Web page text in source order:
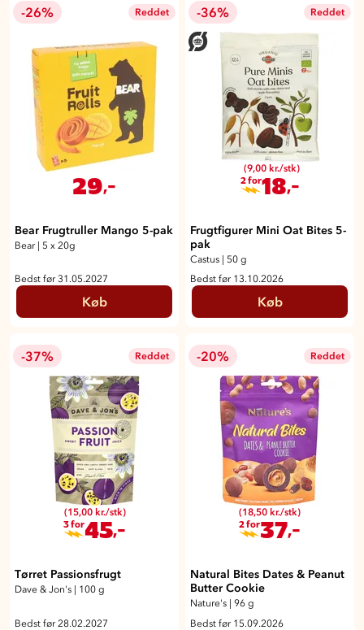
-26% Reddet
29 ,-
Bear Frugtruller Mango 5-pak
Bear | 5 x 20g
Bedst før 31.05.2027
Køb
-36% Reddet
(9,00 kr./stk)
2 for18 ,-
Frugtfigurer Mini Oat Bites 5-
pak
Castus | 50 g
Bedst før 13.10.2026
Køb
-37% Reddet
(15,00 kr./stk)
3 for45,-
Tørret Passionsfrugt
Dave & Jon's 100 g
Bedst før 28.02.2027
-20% Reddet
(18,50 kr./stk)
2 for37,-
Natural Bites Dates & Peanut
Butter Cookie
Nature's
96 g
Bedst før 15.09.2026